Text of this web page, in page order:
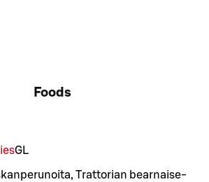
Foods
GL
Trattorian bearnaise-